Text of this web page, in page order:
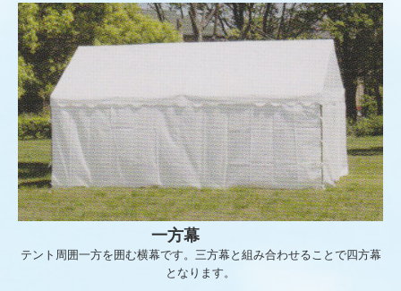
一方幕
テント周囲一方を囲む横幕です。三方幕と組み合わせることで四方幕
となります。